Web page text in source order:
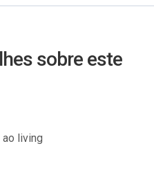
sobre este
ao living